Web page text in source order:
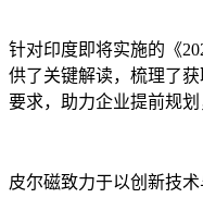
针对印度即将实施的《
供了关键解读，梳理了
要求，助力企业提前规
皮尔磁致力于以创新技